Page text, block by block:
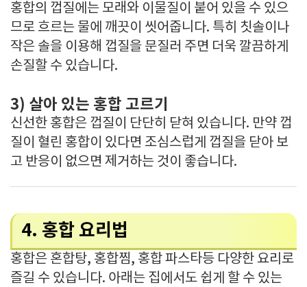
홍합의 껍질에는 모래와 이물질이 붙어 있을 수 있으
므로 흐르는 물에 깨끗이 씻어줍니다. 특히 칫솔이나
작은 솔을 이용해 껍질을 문질러 주면 더욱 깔끔하게
손질할 수 있습니다.
3) 살아 있는 홍합 고르기
신선한 홍합은 껍질이 단단히 닫혀 있습니다. 만약 껍
질이 혈린 홍합이 있다면 조심스럽게 껍질을 닫아 보
고 반응이 없으면 제거하는 것이 좋습니다.
4. 홍합 요리법
홍합은 혼합탕, 홍합찜, 홍합 파스타등 다양한 요리로
즐길 수 있습니다. 아래는 집에서도 쉽게 할 수 있는